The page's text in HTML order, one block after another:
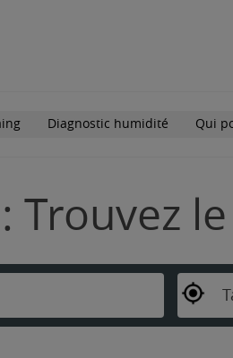
Diagnostic humidité Qui
Trouvez